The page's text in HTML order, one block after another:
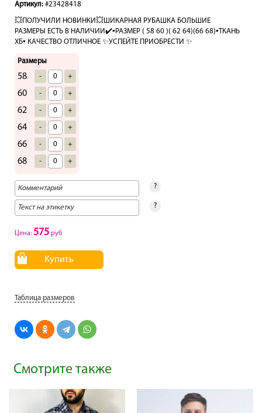
Артикул: #23428418
💥ПОЛУЧИЛИ НОВИНКИ💥ШИКАРНАЯ РУБАШКА БОЛЬШИЕ
РАЗМЕРЫ ЕСТЬ В НАЛИЧИИ✔️▪️РАЗМЕР ( 58 60 )( 62 64)(66 68)▪️ТКАНЬ
ХБ▪️ КАЧЕСТВО ОТЛИЧНОЕ ✨УСПЕЙТЕ ПРИОБРЕСТИ ✨
Размеры
58 - +
60 - +
62 - +
64 - +
66 - +
68 - +
?
?
Цена: 575 руб
Купить
Таблица размеров
Смотрите также